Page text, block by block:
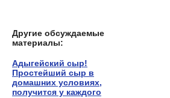
Другие обсуждаемые
материалы:
Адыгейский сыр!
Простейший сыр в
домашних условиях,
получится у каждого